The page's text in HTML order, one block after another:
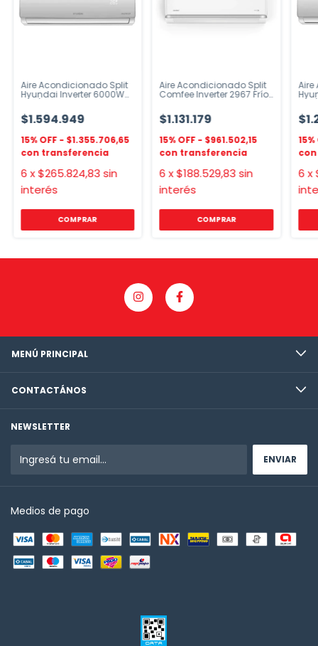
Aire Acondicionado Split
Hyundai Inverter 6000W
$1.594.949
$1.355.706,65
6x$265.824,83sin
interés
Aire Acondicionado Split
Comfee Inverter 2967 Frío
$1.131.179
$961.502,15
6 x$188.529,83 sin
interés
COMPRAR
Aire
6x
MENÚ PRINCIPAL
CONTACTÁNOS
NEWSLETTER
Medios de pago